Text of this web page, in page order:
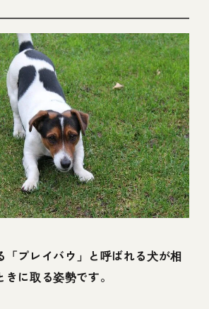
「プレイバウ」と呼ばれる犬が相
に取る姿勢です。